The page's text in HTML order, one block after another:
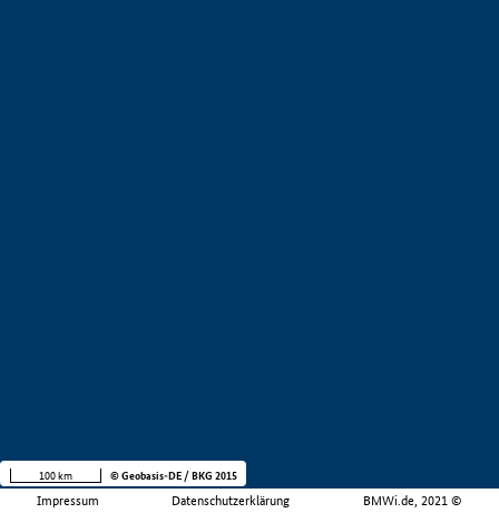
Impressum Datenschutzerklärung BMWi.de, 2021 ©
100 km © Geobasis-DE / BKG 2015